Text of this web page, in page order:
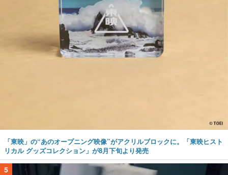
「東映」の“あのオープニング映像”がアクリルブロックに。「東映ヒスト
リカル グッズコレクション」が8月下旬より発売
5